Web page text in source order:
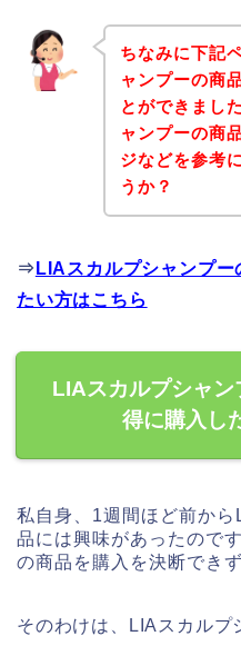
ちなみに下記
ャンプーの商
とができまし
ャンプーの商
ジなどを参考
うか？
⇒ LIAスカルプシャンプー
たい方はこちら
LIAスカルプシャ
得に購入し
私自身、1週間ほど前か
品には興味があったので
の商品を購入を決断でき
そのわけは、LIAスカルプ